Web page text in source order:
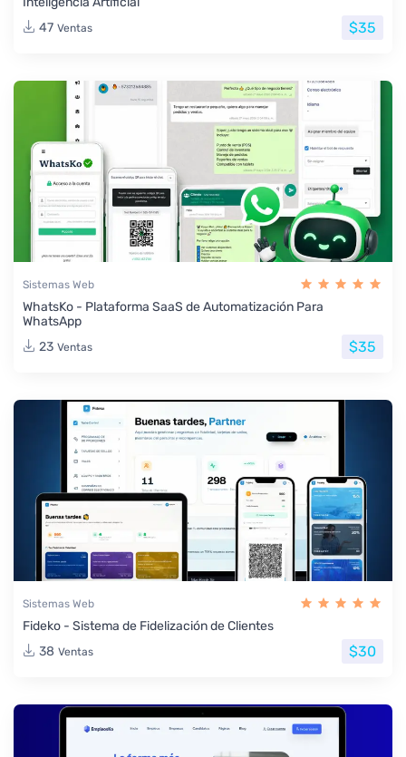
47 Ventas $35
Sistemas Web
WhatsKo - Plataforma SaaS de Automatización Para
WhatsApp
23 Ventas $35
Sistemas Web
Fideko - Sistema de Fidelización de Clientes
38 Ventas $30